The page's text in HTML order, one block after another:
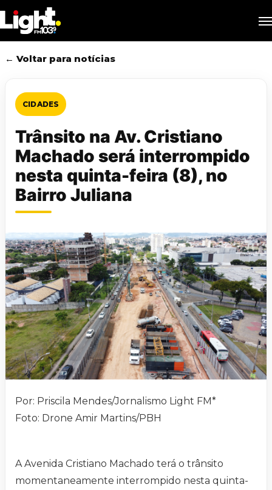
to
main
content
← Voltar para notícias
CIDADES
Trânsito na Av. Cristiano
Machado será interrompido
nesta quinta-feira (8), no
Bairro Juliana
Por: Priscila Mendes/Jornalismo Light FM*
Foto: Drone Amir Martins/PBH
A Avenida Cristiano Machado terá o trânsito
momentaneamente interrompido nesta quinta-